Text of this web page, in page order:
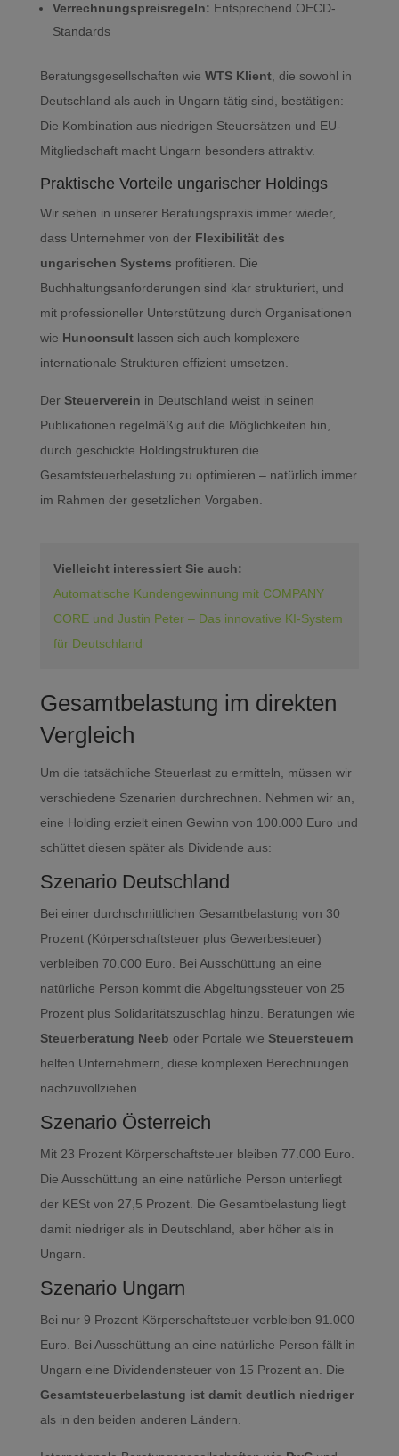
Verrechnungspreisregeln: Entsprechend OECD-
Standards
Beratungsgesellschaften wie WTS Klient, die sowohl in
Deutschland als auch in Ungarn tätig sind, bestätigen:
Die Kombination aus niedrigen Steuersätzen und EU-
Mitgliedschaft macht Ungarn besonders attraktiv.
Praktische Vorteile ungarischer Holdings
Wir sehen in unserer Beratungspraxis immer wieder,
dass Unternehmer von der Flexibilität des
ungarischen Systems profitieren. Die
Buchhaltungsanforderungen sind klar strukturiert, und
mit professioneller Unterstützung durch Organisationen
wie Hunconsultlassen sich auch komplexere
internationale Strukturen effizient umsetzen.
Der Steuerverein in Deutschland weist in seinen
Publikationen regelmäßig auf die Möglichkeiten hin,
durch geschickte Holdingstrukturen die
Gesamtsteuerbelastung zu optimieren – natürlich immer
im Rahmen der gesetzlichen Vorgaben.
Vielleicht interessiert Sie auch:
Automatische Kundengewinnung mit COMPANY
CORE und Justin Peter – Das innovative KI-System
für Deutschland
Gesamtbelastung im direkten
Vergleich
Um die tatsächliche Steuerlast zu ermitteln, müssen wir
verschiedene Szenarien durchrechnen. Nehmen wir an,
eine Holding erzielt einen Gewinn von 100.000 Euro und
schüttet diesen später als Dividende aus:
Szenario Deutschland
Bei einer durchschnittlichen Gesamtbelastung von 30
Prozent (Körperschaftsteuer plus Gewerbesteuer)
verbleiben 70.000 Euro. Bei Ausschüttung an eine
natürliche Person kommt die Abgeltungssteuer von 25
Prozent plus Solidaritätszuschlag hinzu. Beratungen wie
Steuerberatung Neeb oder Portale wie Steuersteuern
helfen Unternehmern, diese komplexen Berechnungen
nachzuvollziehen.
Szenario Österreich
Mit 23 Prozent Körperschaftsteuer bleiben 77.000 Euro.
Die Ausschüttung an eine natürliche Person unterliegt
der KESt von 27,5 Prozent. Die Gesamtbelastung liegt
damit niedriger als in Deutschland, aber höher als in
Ungarn.
Szenario Ungarn
Bei nur 9 Prozent Körperschaftsteuer verbleiben 91.000
Euro. Bei Ausschüttung an eine natürliche Person fällt in
Ungarn eine Dividendensteuer von 15 Prozent an. Die
Gesamtsteuerbelastung ist damit deutlich niedriger
als in den beiden anderen Ländern.